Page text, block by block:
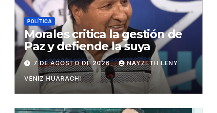
POLÍTICA
Morales critica la gestión de
Paz y defiende la suya
7 DE AGOSTO DE 2026 NAYZETH LENY
VENIZ HUARACHI